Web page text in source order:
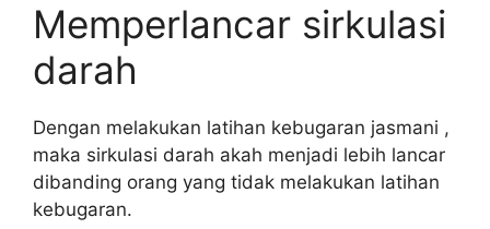
Memperlancar sirkulasi
darah
Dengan melakukan latihan kebugaran jasmani ,
maka sirkulasi darah akah menjadi lebih lancar
dibanding orang yang tidak melakukan latihan
kebugaran.